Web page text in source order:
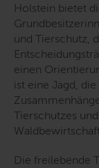
Holstein bietet
und Tierschutz,
einen
ist eine Jagd,
Tierschutzes
Die freilebende